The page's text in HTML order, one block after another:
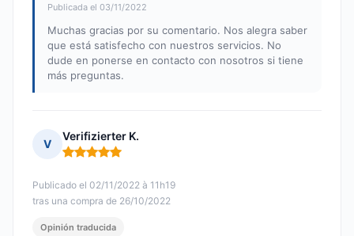
Publicada el 03/11/2022
Muchas gracias por su comentario. Nos alegra saber
que está satisfecho con nuestros servicios. No
dude en ponerse en contacto con nosotros si tiene
más preguntas.
V
Verifizierter K.
Nota: 5 de 5
Publicado el 02/11/2022 à 11h19
tras una compra de 26/10/2022
Opinión traducida